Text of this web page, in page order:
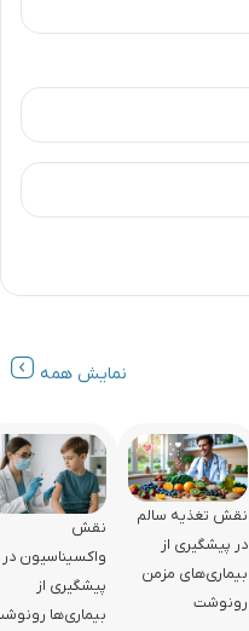
نمایش همه
نقش تغذیه سالم
در پیشگیری از
بیماری‌های مزمن
رونوشت
نقش
واکسیناسیون در
پیشگیری از
بیماری‌ها